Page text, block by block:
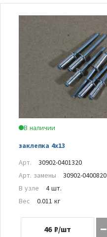
В наличии
заклепка 4х13
Арт.
30902-0401320
Арт. замены
30902-0400820
В узле
4 шт.
Вес
0.011 кг
46 ₽/шт